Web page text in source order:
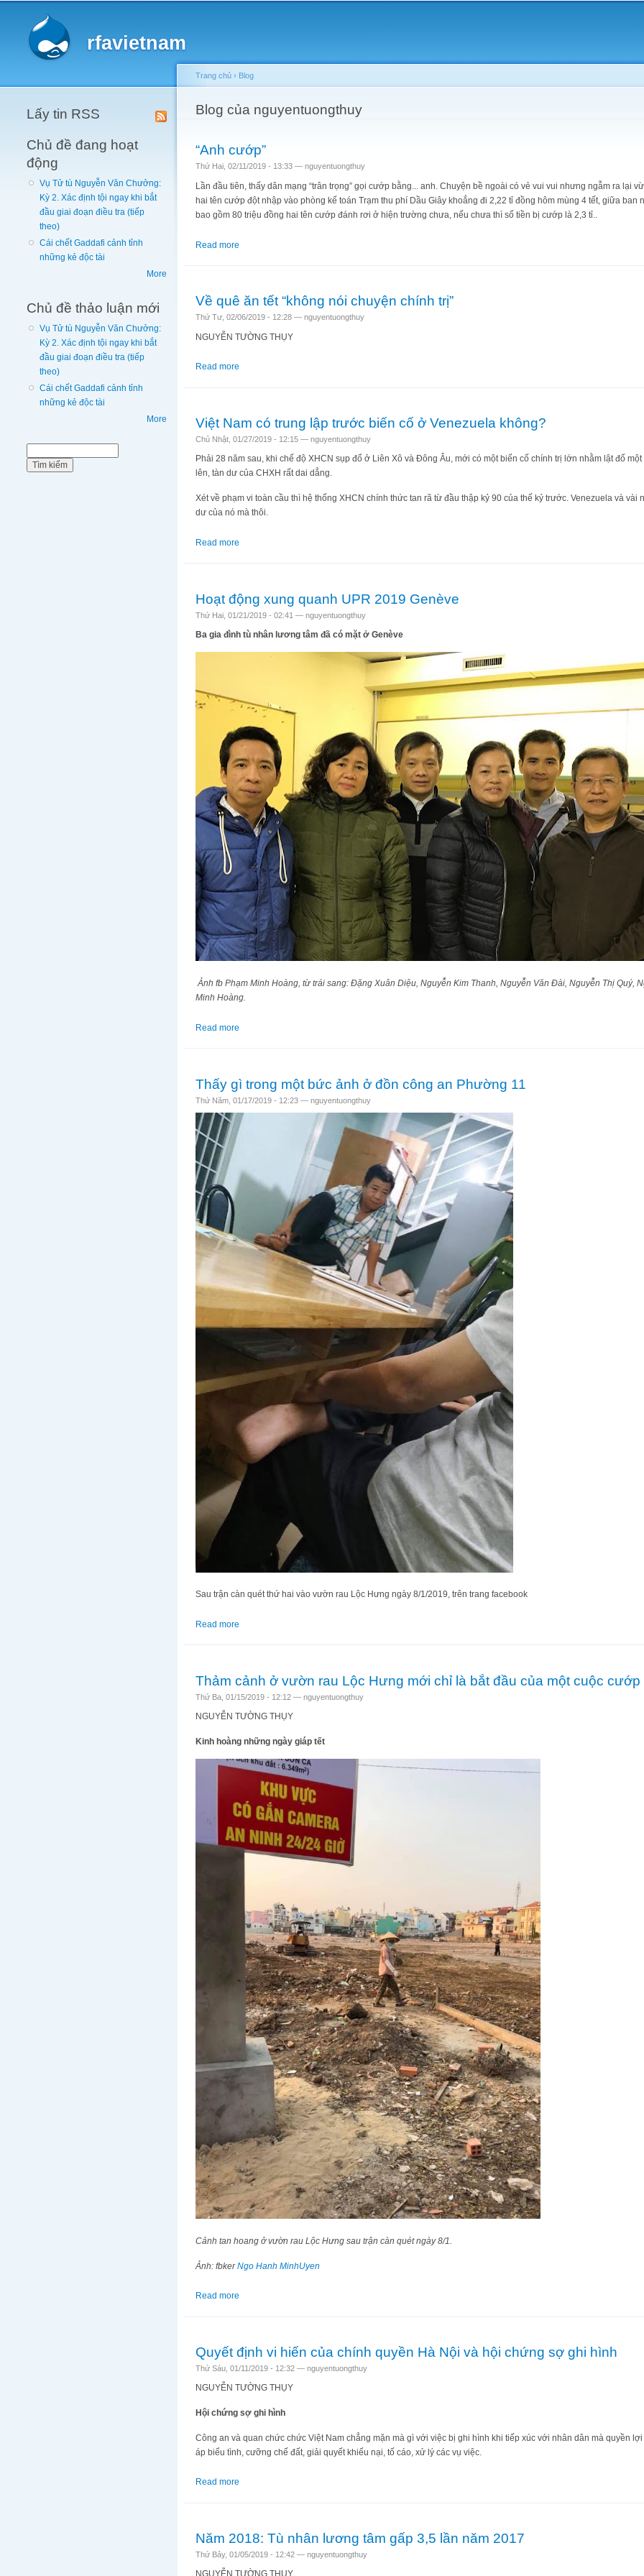
rfavietnam
Lấy tin RSS
Chủ đề đang hoạt
động
Vụ Tử tù Nguyễn Văn Chưởng:
Kỳ 2. Xác định tội ngay khi bắt
đầu giai đoạn điều tra (tiếp
theo)
Cái chết Gaddafi cảnh tỉnh
những kẻ độc tài
More
Chủ đề thảo luận mới
Vụ Tử tù Nguyễn Văn Chưởng:
Kỳ 2. Xác định tội ngay khi bắt
đầu giai đoạn điều tra (tiếp
theo)
Cái chết Gaddafi cảnh tỉnh
những kẻ độc tài
More
You are here
Trang chủ › Blog
Blog của nguyentuongthuy
“Anh cướp”
Thứ Hai, 02/11/2019 - 13:33 — nguyentuongthuy
Lần đầu tiên, thấy dân mạng “trân trọng” gọi cướp bằng... anh. Chuyện bề ngoài có vẻ vui vui nhưng ngẫm ra lại
hai tên cướp đột nhập vào phòng kế toán Trạm thu phí Dầu Giây khoắng đi 2,22 tỉ đồng hôm mùng 4 tết, giữa ban
bao gồm 80 triệu đồng hai tên cướp đánh rơi ở hiện trường chưa, nếu chưa thì số tiền bị cướp là 2,3 tỉ..
Read more
Về quê ăn tết “không nói chuyện chính trị”
Thứ Tư, 02/06/2019 - 12:28 — nguyentuongthuy
NGUYỄN TƯỜNG THỤY
Read more
Việt Nam có trung lập trước biến cố ở Venezuela không?
Chủ Nhật, 01/27/2019 - 12:15 — nguyentuongthuy
Phải 28 năm sau, khi chế độ XHCN sụp đổ ở Liên Xô và Đông Âu, mới có một biến cố chính trị lớn nhằm lật đổ
lên, tàn dư của CHXH rất dai dẳng.
Xét về phạm vi toàn cầu thì hệ thống XHCN chính thức tan rã từ đầu thập kỷ 90 của thế kỷ trước. Venezuela và vài
dư của nó mà thôi.
Read more
Hoạt động xung quanh UPR 2019 Genève
Thứ Hai, 01/21/2019 - 02:41 — nguyentuongthuy
Ba gia đình tù nhân lương tâm đã có mặt ở Genève
Ảnh fb Phạm Minh Hoàng, từ trái sang: Đặng Xuân Diệu, Nguyễn Kim Thanh, Nguyễn Văn Đài, Nguyễn Thị Quý,
Minh Hoàng.
Read more
Thấy gì trong một bức ảnh ở đồn công an Phường 11
Thứ Năm, 01/17/2019 - 12:23 — nguyentuongthuy
Sau trận càn quét thứ hai vào vườn rau Lộc Hưng ngày 8/1/2019, trên trang facebook
Read more
Thảm cảnh ở vườn rau Lộc Hưng mới chỉ là bắt đầu của một cuộc cướp
Thứ Ba, 01/15/2019 - 12:12 — nguyentuongthuy
NGUYỄN TƯỜNG THỤY
Kinh hoàng những ngày giáp tết
Cảnh tan hoang ở vườn rau Lộc Hưng sau trận càn quét ngày 8/1.
Ảnh: fbkerNgo Hanh MinhUyen
Read more
Quyết định vi hiến của chính quyền Hà Nội và hội chứng sợ ghi hình
Thứ Sáu, 01/11/2019 - 12:32 — nguyentuongthuy
NGUYỄN TƯỜNG THỤY
Hội chứng sợ ghi hình
Công an và quan chức chức Việt Nam chẳng mặn mà gì với việc bị ghi hình khi tiếp xúc với nhân dân mà quyền
áp biểu tình, cưỡng chế đất, giải quyết khiếu nại, tố cáo, xử lý các vụ việc.
Read more
Năm 2018: Tù nhân lương tâm gấp 3,5 lần năm 2017
Thứ Bảy, 01/05/2019 - 12:42 — nguyentuongthuy